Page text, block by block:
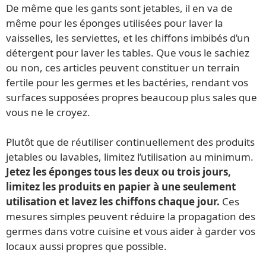
De même que les gants sont jetables, il en va de
même pour les éponges utilisées pour laver la
vaisselles, les serviettes, et les chiffons imbibés d’un
détergent pour laver les tables. Que vous le sachiez
ou non, ces articles peuvent constituer un terrain
fertile pour les germes et les bactéries, rendant vos
surfaces supposées propres beaucoup plus sales que
vous ne le croyez.
Plutôt que de réutiliser continuellement des produits
jetables ou lavables, limitez l’utilisation au minimum.
Jetez les éponges tous les deux ou trois jours,
limitez les produits en papier à une seulement
utilisation et lavez les chiffons chaque jour. Ces
mesures simples peuvent réduire la propagation des
germes dans votre cuisine et vous aider à garder vos
locaux aussi propres que possible.